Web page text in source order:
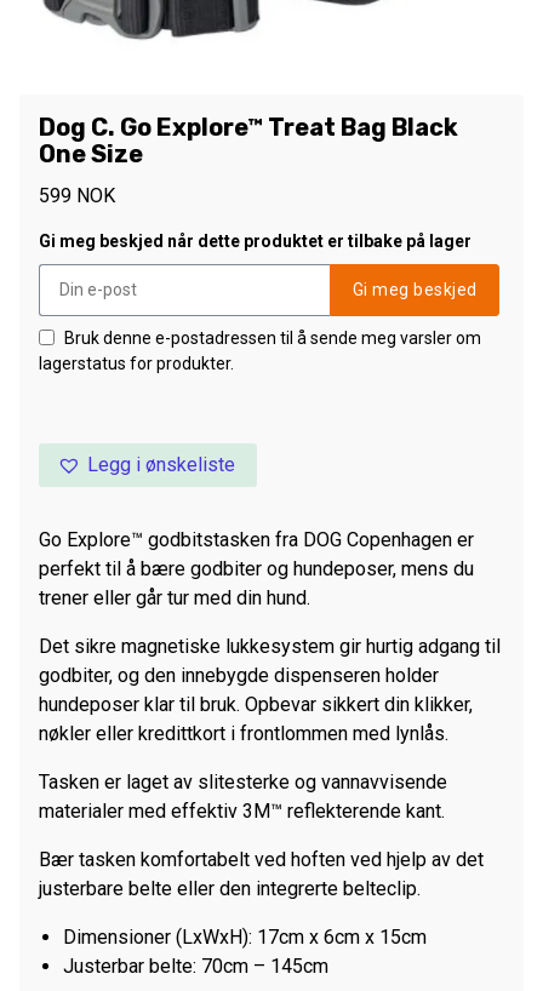
Dog C. Go Explore™ Treat Bag Black
One Size
599 NOK
Gi meg beskjed når dette produktet er tilbake på lager
Gi meg beskjed
Bruk denne e-postadressen til å sende meg varsler om
lagerstatus for produkter.
Legg i ønskeliste
Go Explore™ godbitstasken fra DOG Copenhagen er
perfekt til å bære godbiter og hundeposer, mens du
trener eller går tur med din hund.
Det sikre magnetiske lukkesystem gir hurtig adgang til
godbiter, og den innebygde dispenseren holder
hundeposer klar til bruk. Opbevar sikkert din klikker,
nøkler eller kredittkort i frontlommen med lynlås.
Tasken er laget av slitesterke og vannavvisende
materialer med effektiv 3M™ reflekterende kant.
Bær tasken komfortabelt ved hoften ved hjelp av det
justerbare belte eller den integrerte belteclip.
Dimensioner (LxWxH): 17cm x 6cm x 15cm
Justerbar belte: 70cm – 145cm